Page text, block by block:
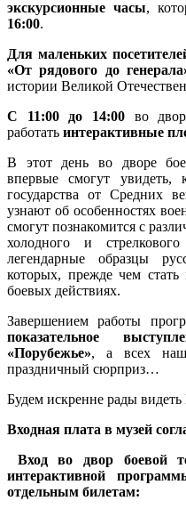
экскурсионные часы,
16:00.
Для маленьких
«От рядового до
истории Великой
С 11:00 до 14:00 во
работать интерактивные
В этот день во дворе
впервые смогут увидеть,
государства от Средних
узнают об особенностях
смогут познакомится с
холодного и
легендарные образцы
которых, прежде чем
боевых действиях.
Завершением работы
показательное
«Порубежье», а всех
праздничный сюрприз…
Будем искренне рады
Входная плата в музей
Вход во двор боевой
интерактивной
отдельным билетам: